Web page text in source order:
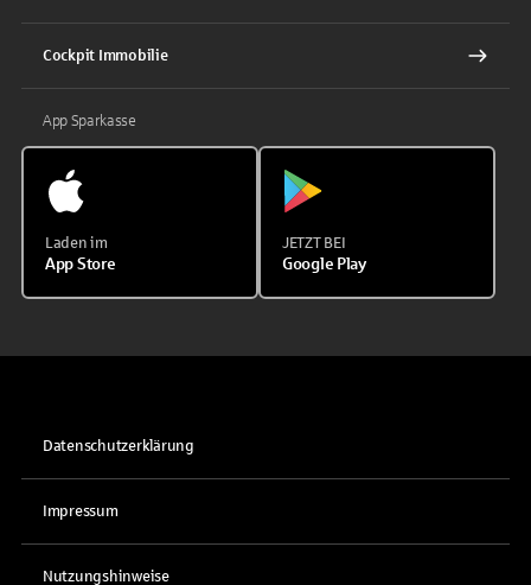
Cockpit Immobilie
App Sparkasse
Laden im
App Store
JETZT BEI
Google Play
Datenschutzerklärung
Impressum
Nutzungshinweise